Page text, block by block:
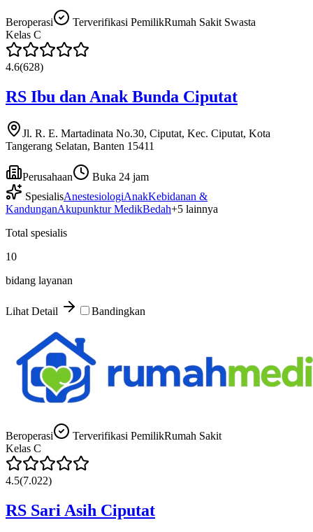
Beroperasi Terverifikasi PemilikRumah Sakit Swasta
Kelas C
4.6(628)
RS Ibu dan Anak Bunda Ciputat
Jl. R. E. Martadinata No.30, Ciputat, Kec. Ciputat, Kota
Tangerang Selatan, Banten 15411
Perusahaan
Buka 24 jam
SpesialisAnestesiologiAnakKebidanan &
KandunganAkupunktur MedikBedah+5 lainnya
Total spesialis
10
bidang layanan
Lihat Detail Bandingkan
Beroperasi Terverifikasi PemilikRumah Sakit
Kelas C
4.5(7.022)
RS Sari Asih Ciputat